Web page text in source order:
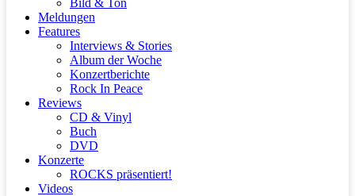
Meldungen
Features
Interviews & Stories
Album der Woche
Konzertberichte
Rock In Peace
Reviews
CD & Vinyl
Buch
DVD
Konzerte
ROCKS präsentiert!
Videos